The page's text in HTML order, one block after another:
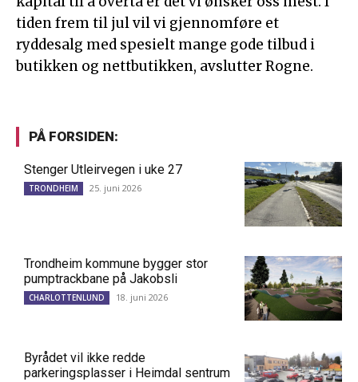
tiden frem til jul vil vi gjennomføre et
ryddesalg med spesielt mange gode tilbud i
butikken og nettbutikken, avslutter Rogne.
PÅ FORSIDEN:
Stenger Utleirvegen i uke 27
TRONDHEIM 25. juni 2026
Trondheim kommune bygger stor
pumptrackbane på Jakobsli
CHARLOTTENLUND 18. juni 2026
Byrådet vil ikke redde
parkeringsplasser i Heimdal sentrum